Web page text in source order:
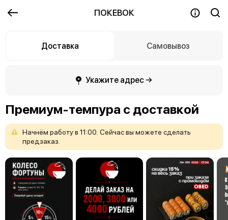
ПОКЕВОК
Доставка Самовывоз
Укажите адрес →
Премиум-темпура с доставкой
Начнём работув 11:00. Сейчасвы можете сделать
предзаказ.